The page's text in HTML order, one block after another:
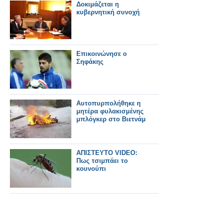
Δοκιμάζεται η
κυβερνητική συνοχή
Επικοινώνησε ο
Σηφάκης
Αυτοπυρπολήθηκε η
μητέρα φυλακισμένης
μπλόγκερ στο Βιετνάμ
AΠΙΣΤΕΥΤΟ VIDEO:
Πως τσιμπάει το
κουνούπι